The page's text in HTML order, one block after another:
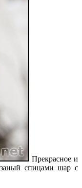
Прекрасное и
спицами шар с